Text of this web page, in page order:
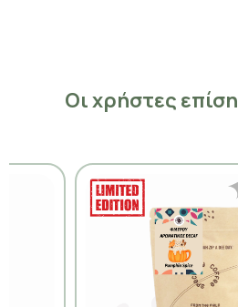
Οι χρήστες